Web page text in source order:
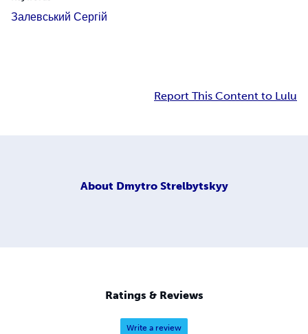
Залевський Сергій
Report This Content to Lulu
About Dmytro Strelbytskyy
Ratings & Reviews
Write a review